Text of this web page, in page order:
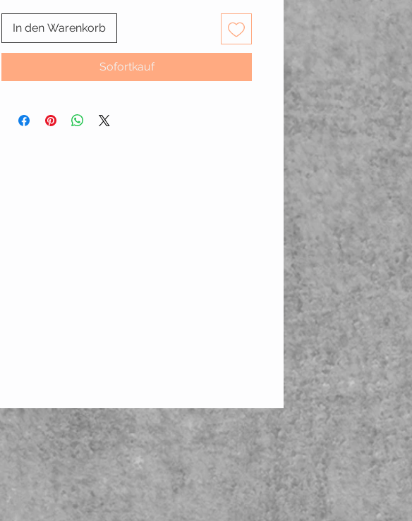
In den Warenkorb
Sofortkauf